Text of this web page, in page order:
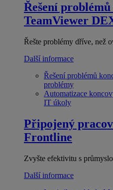
Řešení
TeamViewer
Řešte problémy dříve, než
Další informace
Řešení problémů
problémy
Automatizace
IT úkoly
Připojený
Frontline
Zvyšte efektivitu s
Další informace